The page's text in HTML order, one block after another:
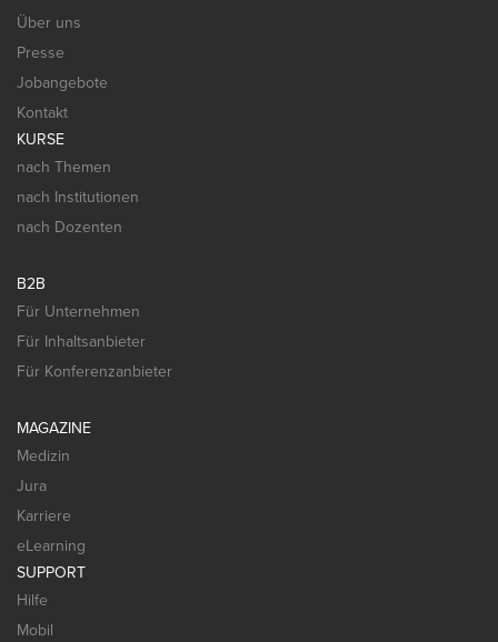
Über uns
Presse
Jobangebote
Kontakt
KURSE
nach Themen
nach Institutionen
nach Dozenten
B2B
Für Unternehmen
Für Inhaltsanbieter
Für Konferenzanbieter
MAGAZINE
Medizin
Jura
Karriere
eLearning
SUPPORT
Hilfe
Mobil